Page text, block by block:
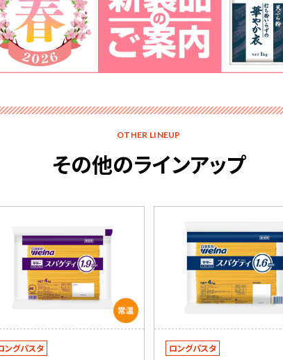
OTHER LINEUP
その他のラインアップ
ングパスタ ロングパスタ